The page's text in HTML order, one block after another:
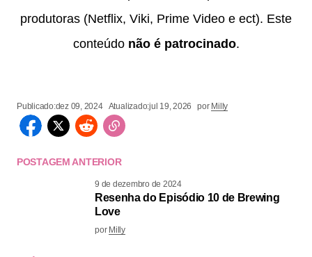
produtoras (Netflix, Viki, Prime Video e ect). Este
conteúdo não é patrocinado.
Publicado:dez 09, 2024 Atualizado:jul 19, 2026 por Milly
POSTAGEM ANTERIOR
9 de dezembro de 2024
Resenha do Episódio 10 de Brewing
Love
por Milly